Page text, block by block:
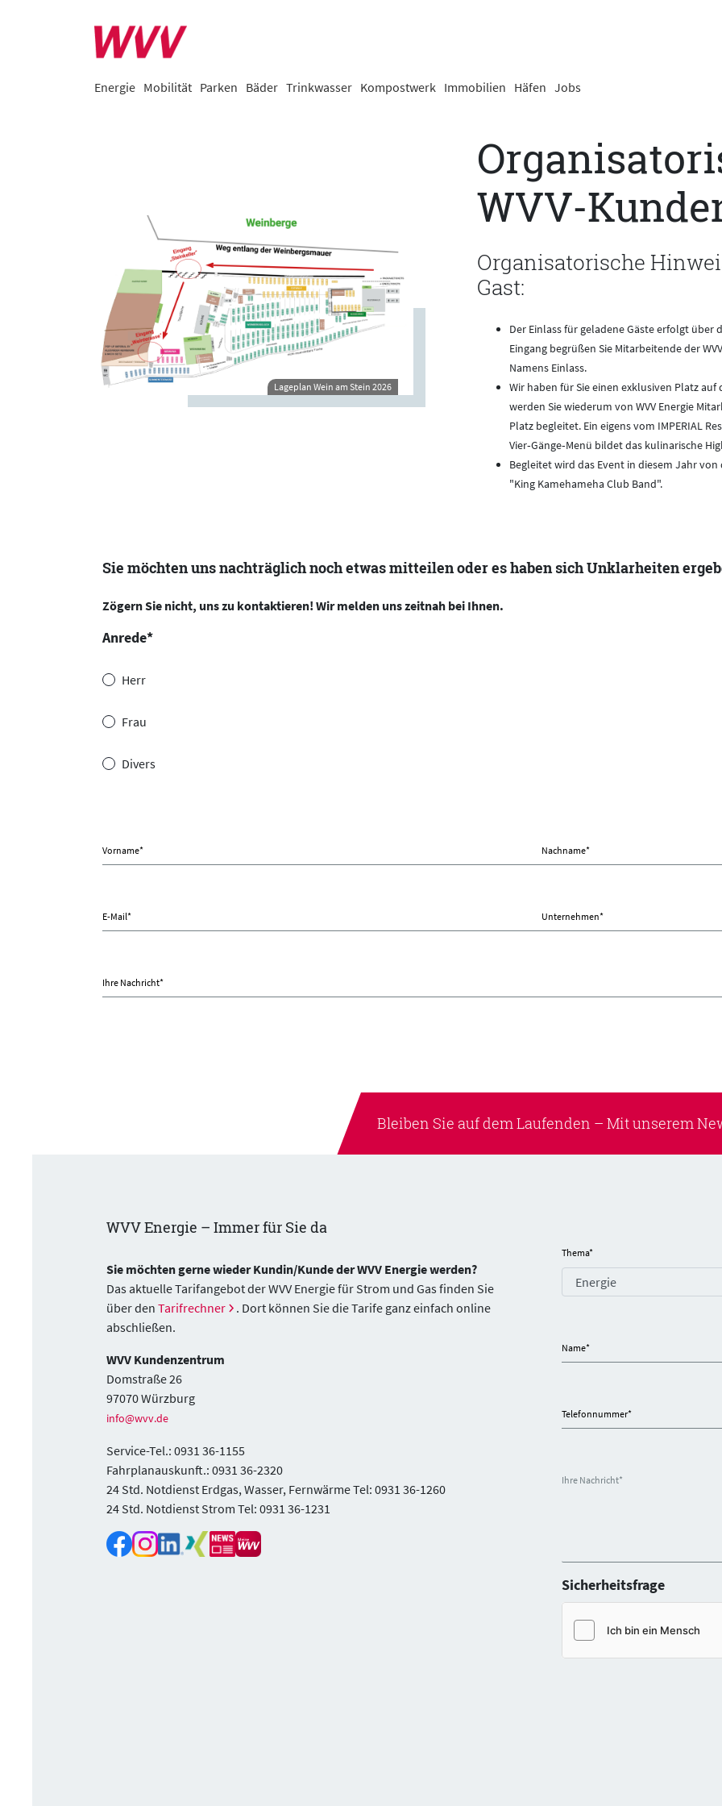
Energie Mobilität Parken Bäder Trinkwasser Kompostwerk Immobilien Häfen Jobs
Lageplan Wein am Stein 2026
WVV-
Organisatorische
Gast:
Der Einlass für geladene Gäste erfolgt über
Eingang begrüßen Sie Mitarbeitende der
Namens Einlass.
Wir haben für Sie einen exklusiven Platz
werden Sie wiederum von WVV Energie
Platz begleitet. Ein eigens vom IMPERIAL
Vier‑Gänge‑Menü bildet das kulinarische
Begleitet wird das Event in diesem Jahr
"King Kamehameha Club Band".
Sie möchten uns nachträglich noch etwas mitteilen oder es haben sich Unklarheiten
Zögern Sie nicht, uns zu kontaktieren! Wir melden uns zeitnah bei Ihnen.
Anrede*
Herr
Frau
Divers
Vorname* Nachname*
E-Mail* Unternehmen*
Ihre Nachricht*
Bleiben Sie auf dem Laufenden – Mit unserem
WVV Energie – Immer für Sie da
Sie möchten gerne wieder Kundin/Kunde der WVV Energie werden?
Das aktuelle Tarifangebot der WVV Energie für Strom und Gas finden Sie
über den Tarifrechner
. Dort können Sie die Tarife ganz einfach online
abschließen.
WVV Kundenzentrum
Domstraße 26
97070 Würzburg
info@wvv.de
Service-Tel.: 0931 36-1155
Fahrplanauskunft.: 0931 36-2320
24 Std. Notdienst Erdgas, Wasser, Fernwärme Tel: 0931 36-1260
24 Std. Notdienst Strom Tel: 0931 36-1231
Thema*
Name*
Telefonnummer*
Ihre Nachricht*
Sicherheitsfrage